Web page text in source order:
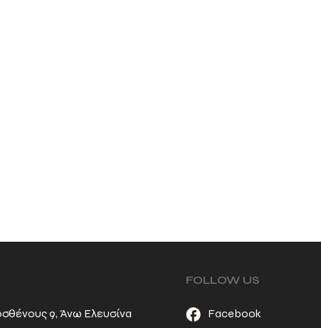
9, Άνω Ελευσίνα
FOLLOW US
Facebook